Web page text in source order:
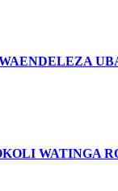
WATINGA